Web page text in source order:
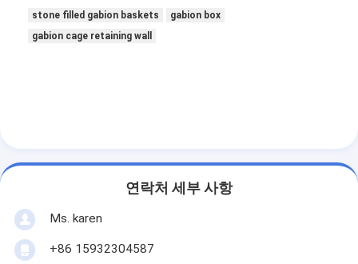
stone filled gabion baskets
gabion box
gabion cage retaining wall
연락처 세부 사항
Ms. karen
+86 15932304587